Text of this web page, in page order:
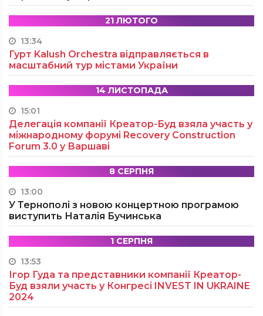
21 ЛЮТОГО
13:34
Гурт Kalush Orchestra відправляється в
масштабний тур містами України
14 ЛИСТОПАДА
15:01
Делегація компанії Креатор-Буд взяла участь у
міжнародному форумі Recovery Construction
Forum 3.0 у Варшаві
8 СЕРПНЯ
13:00
У Тернополі з новою концертною програмою
виступить Наталія Бучинська
1 СЕРПНЯ
13:53
Ігор Гуда та представники компанії Креатор-
Буд взяли участь у Конгресі INVEST IN UKRAINE
2024